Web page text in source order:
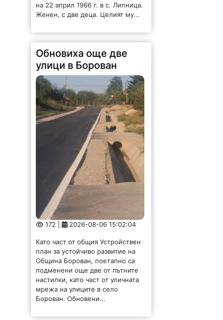
2026-08-06 15:02:04
Като част от общия Устройствен
план за устойчиво развитие на
Община Борован, поетапно са
подменени още две от пътните
настилки, като част от уличната
мрежа на улиците в село
Борован. Обновени...
Ком Берковица с
минимална загуба от
израелци